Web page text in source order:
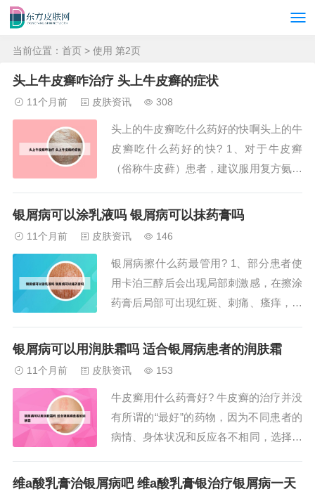
当前位置： 首页 > 使用 第2页
头上牛皮癣咋治疗 头上牛皮癣的症状
11个月前 皮肤资讯 308
头上的牛皮癣吃什么药好的快啊头上的牛
皮癣吃什么药好的快? 1、对于牛皮癣
（俗称牛皮藓）患者，建议服用复方氨肽
服用期间，应避免食用辛辣、油腻、刺激
入。同时，保持个人卫生，勤洗手，增加
户外活动，保...
银屑病可以涂乳液吗 银屑病可以抹药膏吗
11个月前 皮肤资讯 146
银屑病擦什么药最管用? 1、部分患者使
用卡泊三醇后会出现局部刺激感，在擦涂
药膏后局部可出现红斑、刺痛、瘙痒，皮
的情况，就说明有过敏反应，建议立即停
药膏的使用说明，足量、足疗程地使用药
物。2、银...
银屑病可以用润肤霜吗 适合银屑病患者的润肤霜
11个月前 皮肤资讯 153
牛皮癣用什么药膏好? 牛皮癣的治疗并没
有所谓的“最好”的药物，因为不同患者的
病情、身体状况和反应各不相同，选择药
癣治疗药物的建议：外用药：魔洁拔藓
维a酸乳膏治银屑病吧 维a酸乳膏银治疗银屑病一天